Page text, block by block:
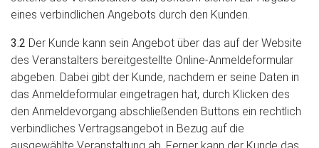
eines verbindlichen Angebots durch den Kunden.
3.2 Der Kunde kann sein Angebot über das auf der Website
des Veranstalters bereitgestellte Online-Anmeldeformular
abgeben. Dabei gibt der Kunde, nachdem er seine Daten in
das Anmeldeformular eingetragen hat, durch Klicken des
den Anmeldevorgang abschließenden Buttons ein rechtlich
verbindliches Vertragsangebot in Bezug auf die